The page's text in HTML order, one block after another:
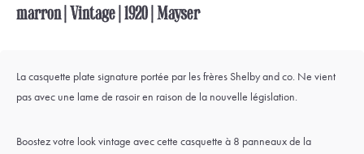
marron | Vintage | 1920 | Mayser
La casquette plate signature portée par les frères Shelby and co. Ne vient
pas avec une lame de rasoir en raison de la nouvelle législation.
Boostez votre look vintage avec cette casquette à 8 panneaux de la